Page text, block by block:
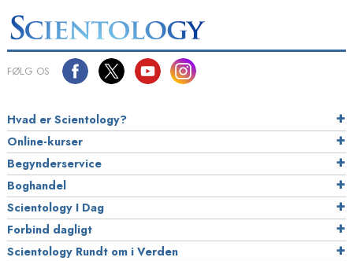
FØLG OS
Hvad er Scientology?
Online-kurser
Begynderservice
Boghandel
Scientology I Dag
Forbind dagligt
Scientology Rundt om i Verden